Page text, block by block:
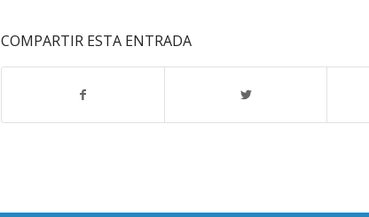
COMPARTIR ESTA ENTRADA